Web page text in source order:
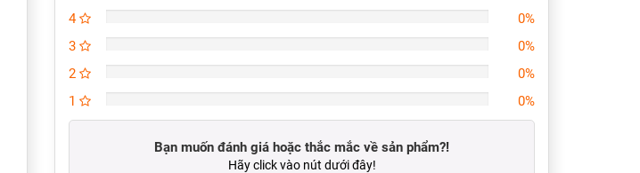
4
0%
3
0%
2
0%
1
0%
Bạn muốn đánh giá hoặc thắc mắc về sản phẩm?!
Hãy click vào nút dưới đây!